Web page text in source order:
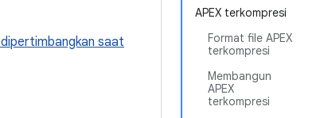
APEX terkompresi
Format file APEX
terkompresi
Membangun
APEX
terkompresi
saat